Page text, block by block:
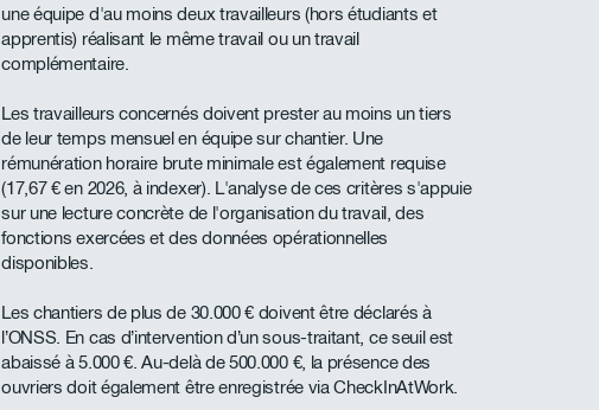
une équipe d'au moins deux travailleurs (hors étudiants et
apprentis) réalisant le même travail ou un travail
complémentaire.
Les travailleurs concernés doivent prester au moins un tiers
de leur temps mensuel en équipe sur chantier. Une
rémunération horaire brute minimale est également requise
(17,67 € en 2026, à indexer). L'analyse de ces critères s'appuie
sur une lecture concrète de l'organisation du travail, des
fonctions exercées et des données opérationnelles
disponibles.
Les chantiers de plus de 30.000 € doivent être déclarés à
l’ONSS. En cas d’intervention d’un sous-traitant, ce seuil est
abaissé à 5.000 €. Au-delà de 500.000 €, la présence des
ouvriers doit également être enregistrée via CheckInAtWork.